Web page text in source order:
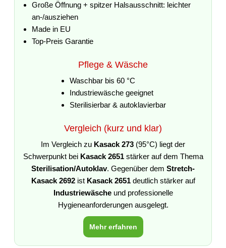
Große Öffnung + spitzer Halsausschnitt: leichter
an-/ausziehen
Made in EU
Top-Preis Garantie
Pflege & Wäsche
Waschbar bis 60 °C
Industriewäsche geeignet
Sterilisierbar & autoklavierbar
Vergleich (kurz und klar)
Im Vergleich zu Kasack 273 (95°C) liegt der
Schwerpunkt bei Kasack 2651stärker auf dem Thema
Sterilisation/Autoklav. Gegenüber dem Stretch-
Kasack 2692ist Kasack 2651deutlich stärker auf
Industriewäscheund professionelle
Hygieneanforderungen ausgelegt.
Mehr erfahren